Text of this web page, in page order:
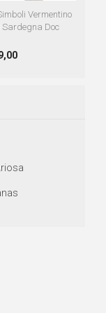
Vermentino
Sardegna Doc